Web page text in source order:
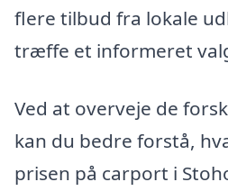
flere tilbud fra lokale
træffe et informeret
Ved at overveje de
kan du bedre forstå,
prisen på carport i